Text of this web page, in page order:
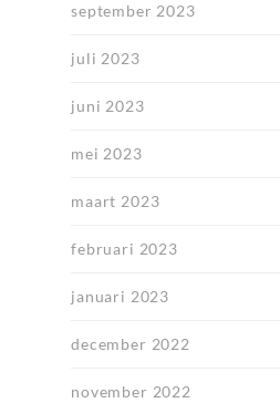
september 2023
juli 2023
juni 2023
mei 2023
maart 2023
februari 2023
januari 2023
december 2022
november 2022